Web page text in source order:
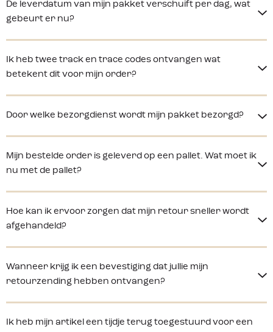
De leverdatum van mijn pakket verschuift per dag, wat
gebeurt er nu?
Ik heb twee track en trace codes ontvangen wat
betekent dit voor mijn order?
Door welke bezorgdienst wordt mijn pakket bezorgd?
Mijn bestelde order is geleverd op een pallet. Wat moet ik
nu met de pallet?
Hoe kan ik ervoor zorgen dat mijn retour sneller wordt
afgehandeld?
Wanneer krijg ik een bevestiging dat jullie mijn
retourzending hebben ontvangen?
Ik heb mijn artikel een tijdje terug toegestuurd voor een